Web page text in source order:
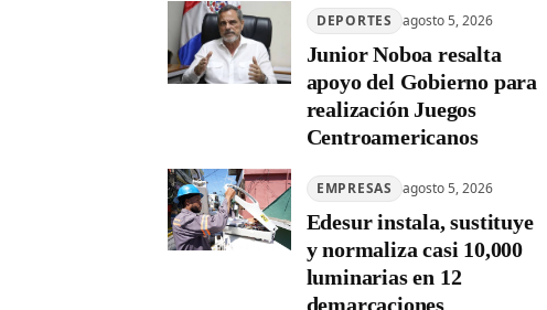
DEPORTES agosto 5, 2026
Junior Noboa resalta
apoyo del Gobierno para
realización Juegos
Centroamericanos
EMPRESAS agosto 5, 2026
Edesur instala, sustituye
y normaliza casi 10,000
luminarias en 12
demarcaciones